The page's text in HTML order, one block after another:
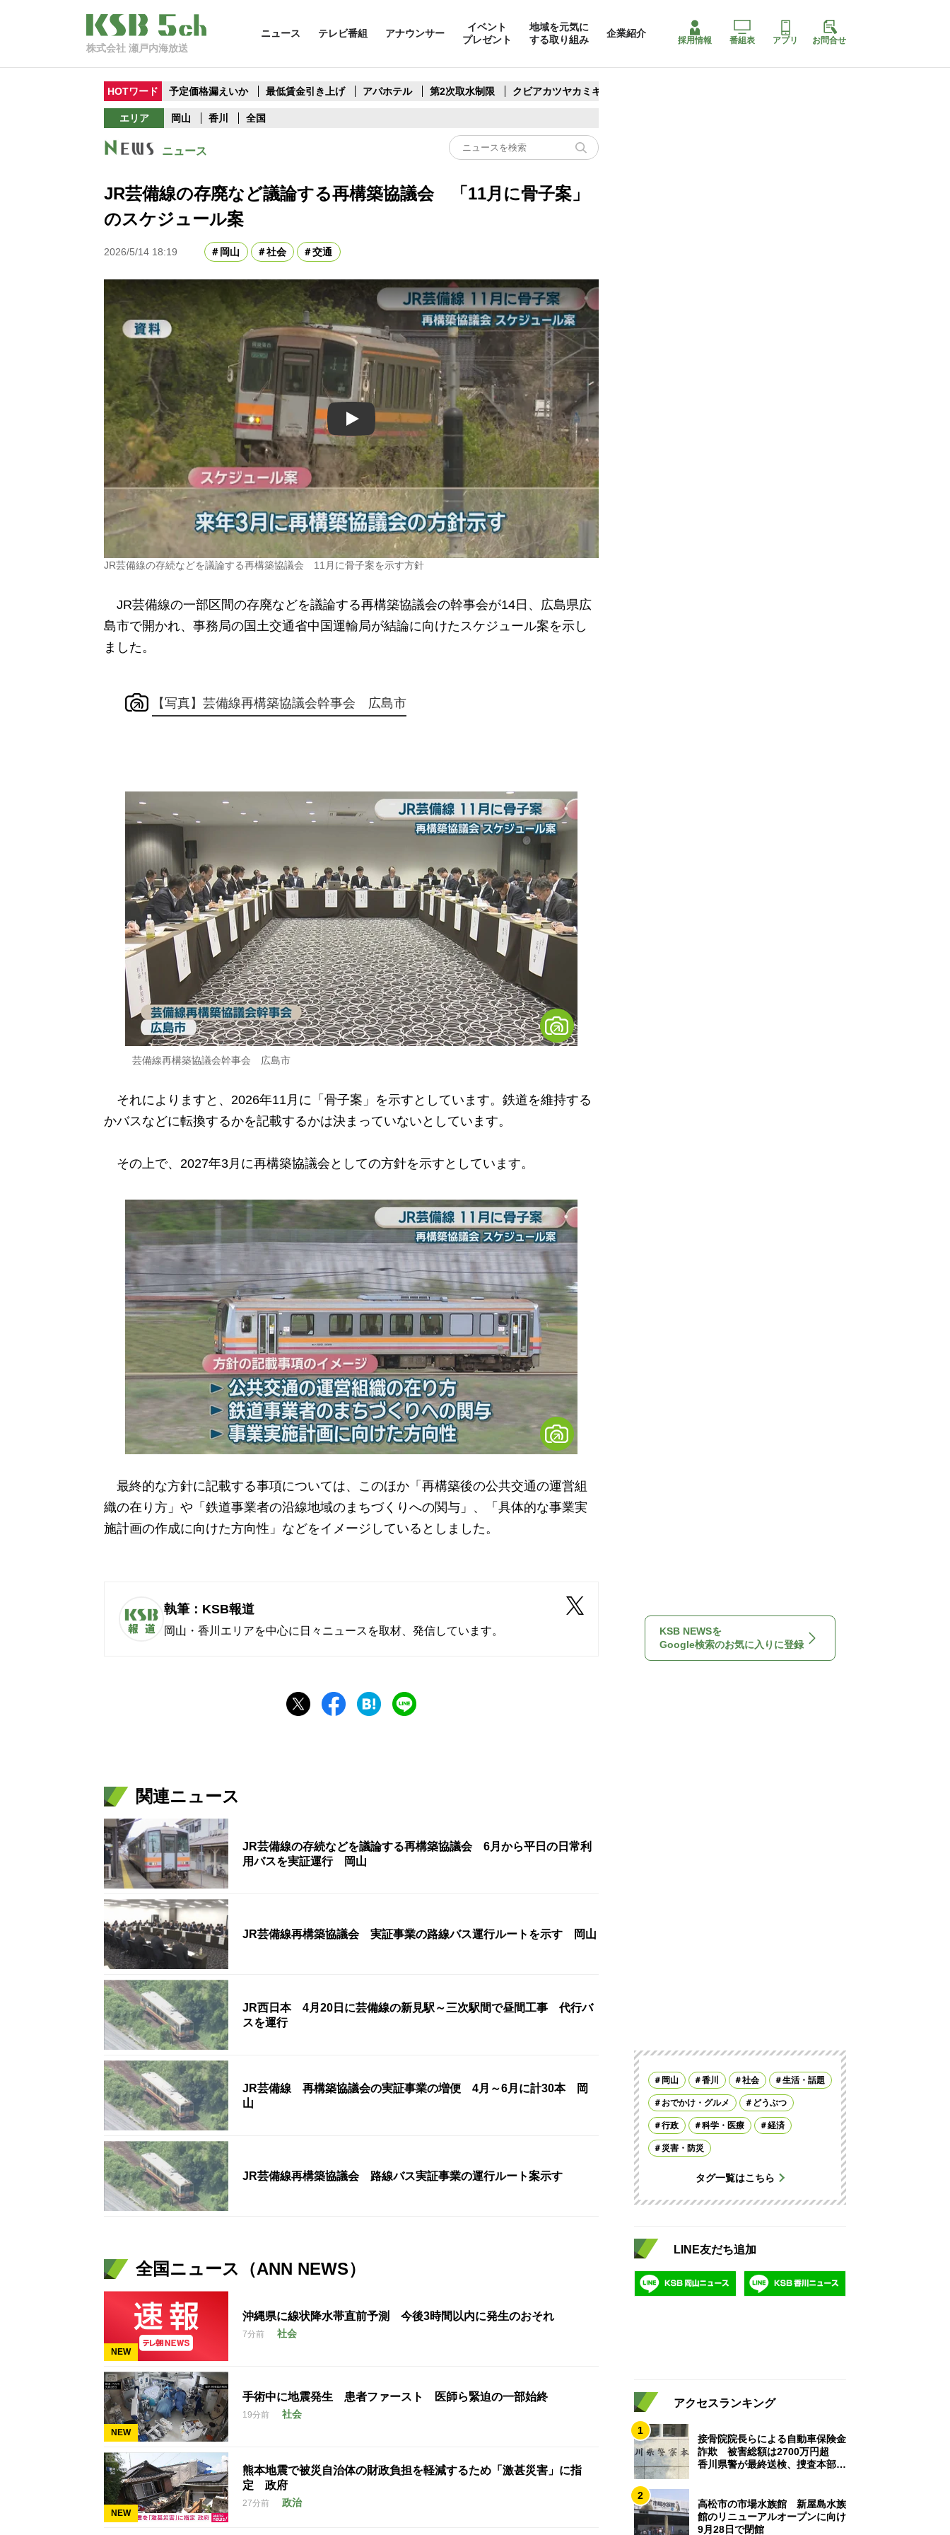
株式会社 瀬戸内海放送
ニュース テレビ番組 アナウンサー
イベント
プレゼント
地域を元気に
する取り組み
企業紹介
採用情報 番組表 アプリ お問合せ
HOTワード 予定価格漏えいか 最低賃金引き上げ アパホテル 第2次取水制限 クビアカツヤカミキリ
エリア 岡山 香川 全国
ニュース
JR芸備線の存廃など議論する再構築協議会 「11月に骨子案」
のスケジュール案
2026/5/14 18:19 岡山 社会 交通
Play
JR芸備線の存続などを議論する再構築協議会 11月に骨子案を示す方針
JR芸備線の一部区間の存廃などを議論する再構築協議会の幹事会が14日、広島県広
島市で開かれ、事務局の国土交通省中国運輸局が結論に向けたスケジュール案を示し
ました。
【写真】芸備線再構築協議会幹事会 広島市
芸備線再構築協議会幹事会 広島市
それによりますと、2026年11月に「骨子案」を示すとしています。鉄道を維持する
かバスなどに転換するかを記載するかは決まっていないとしています。
その上で、2027年3月に再構築協議会としての方針を示すとしています。
最終的な方針に記載する事項については、このほか「再構築後の公共交通の運営組
織の在り方」や「鉄道事業者の沿線地域のまちづくりへの関与」、「具体的な事業実
施計画の作成に向けた方向性」などをイメージしているとしました。
執筆：KSB報道
岡山・香川エリアを中心に日々ニュースを取材、発信しています。
関連ニュース
JR芸備線の存続などを議論する再構築協議会 6月から平日の日常利
用バスを実証運行 岡山
JR芸備線再構築協議会 実証事業の路線バス運行ルートを示す 岡山
JR西日本 4月20日に芸備線の新見駅～三次駅間で昼間工事 代行バ
スを運行
JR芸備線 再構築協議会の実証事業の増便 4月～6月に計30本 岡
山
JR芸備線再構築協議会 路線バス実証事業の運行ルート案示す
全国ニュース（ANN NEWS）
NEW
沖縄県に線状降水帯直前予測 今後3時間以内に発生のおそれ
7分前 社会
NEW
手術中に地震発生 患者ファースト 医師ら緊迫の一部始終
19分前 社会
NEW
熊本地震で被災自治体の財政負担を軽減するため「激甚災害」に指
定 政府
27分前 政治
KSB NEWSを
Google検索のお気に入りに登録
岡山 香川 社会 生活・話題
おでかけ・グルメ どうぶつ
行政 科学・医療 経済
災害・防災
タグ一覧はこちら
LINE友だち追加
アクセスランキング
1
接骨院院長らによる自動車保険金
詐欺 被害総額は2700万円超
香川県警が最終送検、捜査本部解
2
高松市の市場水族館 新屋島水族
館のリニューアルオープンに向け
9月28日で閉館